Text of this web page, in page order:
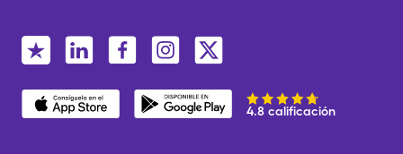
4.8 calificación